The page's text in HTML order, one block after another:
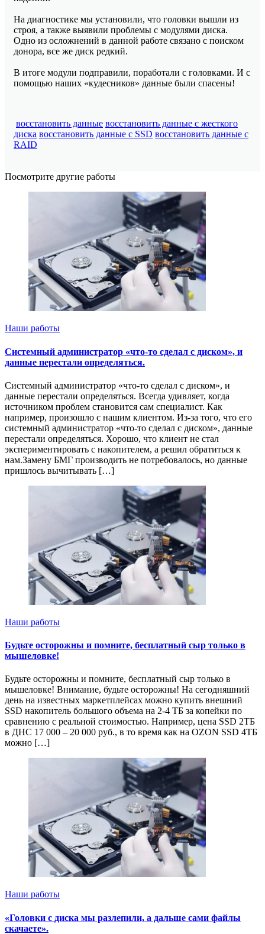
На диагностике мы установили, что головки вышли из
строя, а также выявили проблемы с модулями диска.
Одно из осложнений в данной работе связано с поиском
донора, все же диск редкий.
В итоге модули подправили, поработали с головками. И с
помощью наших «кудесников» данные были спасены!
восстановить данные восстановить данные с жесткого
диска восстановить данные с SSD восстановить данные с
RAID
Посмотрите другие работы
Наши работы
Системный администратор «что-то сделал с диском», и
данные перестали определяться.
Системный администратор «что-то сделал с диском», и
данные перестали определяться. Всегда удивляет, когда
источником проблем становится сам специалист. Как
например, произошло с нашим клиентом. Из-за того, что его
системный администратор «что-то сделал с диском», данные
перестали определяться. Хорошо, что клиент не стал
экспериментировать с накопителем, а решил обратиться к
нам.Замену БМГ производить не потребовалось, но данные
пришлось вычитывать […]
Наши работы
Будьте осторожны и помните, бесплатный сыр только в
мышеловке!
Будьте осторожны и помните, бесплатный сыр только в
мышеловке! Внимание, будьте осторожны! На сегодняшний
день на известных маркетплейсах можно купить внешний
SSD накопитель большого объема на 2-4 ТБ за копейки по
сравнению с реальной стоимостью. Например, цена SSD 2ТБ
в ДНС 17 000 – 20 000 руб., в то время как на OZON SSD 4ТБ
можно […]
Наши работы
«Головки с диска мы разлепили, а дальше сами файлы
скачаете».